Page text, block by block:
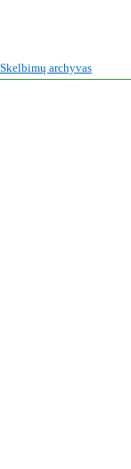
Skelbimų archyvas